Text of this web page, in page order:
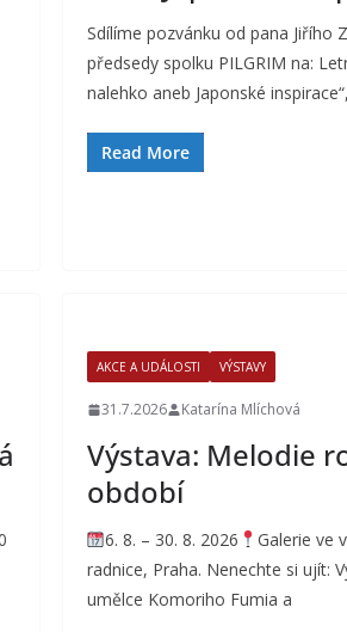
Sdílíme pozvánku od pana Jiřího
předsedy spolku PILGRIM na:
nalehko aneb Japonské
Read More
AKCE A UDÁLOSTI VÝSTAVY
31.7.2026 Katarína Mlíchová
Výstava: Melodie
období
6. 8. – 30. 8. 2026
Galerie ve
radnice, Praha. Nenechte si ujít:
umělce Komoriho Fumia a